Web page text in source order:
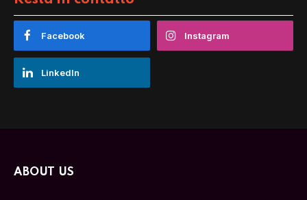
Facebook Instagram
LinkedIn
ABOUT US